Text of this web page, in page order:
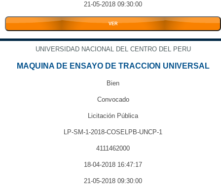
21-05-2018 09:30:00
VER
UNIVERSIDAD NACIONAL DEL CENTRO DEL PERU
MAQUINA DE ENSAYO DE TRACCION UNIVERSAL
Bien
Convocado
Licitación Pública
LP-SM-1-2018-COSELPB-UNCP-1
4111462000
18-04-2018 16:47:17
21-05-2018 09:30:00